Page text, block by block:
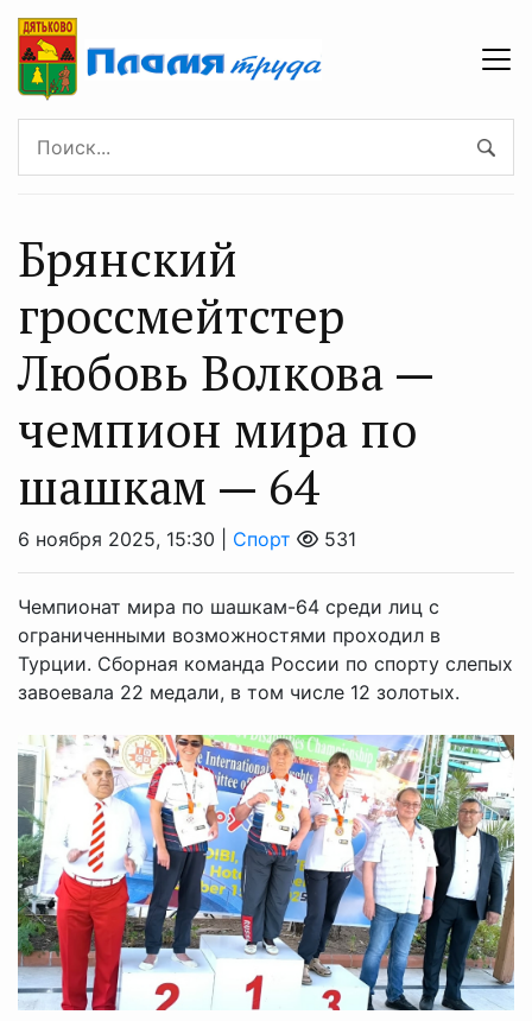
Брянский
гроссмейтстер
Любовь Волкова —
чемпион мира по
шашкам — 64
6 ноября 2025, 15:30 | Спорт 531
Чемпионат мира по шашкам-64 среди лиц с
ограниченными возможностями проходил в
Турции. Сборная команда России по спорту слепых
завоевала 22 медали, в том числе 12 золотых.